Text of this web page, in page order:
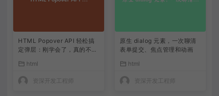
HTML Popover API 轻松搞
定弹层：刚学会了，真的不用
html
资深开发工程师
原生 dialog 元素，一次聊清
表单提交、焦点管理和动画
html
资深开发工程师